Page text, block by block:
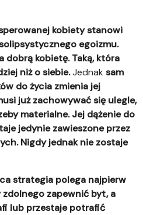
kobiety stanowi
egoizmu.
dobrą kobietę. Taką, która
niż o siebie.Jednak sam
do życia zmienia jej
już zachowywać się ulegle,
materialne.Jej dążenie do
jedynie zawieszone przez
Nigdy jednak nie zostaje
strategia polega najpierw
zapewnić byt, a
lub przestaje potrafić